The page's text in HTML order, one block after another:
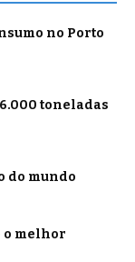
no Porto
toneladas
do mundo
o melhor